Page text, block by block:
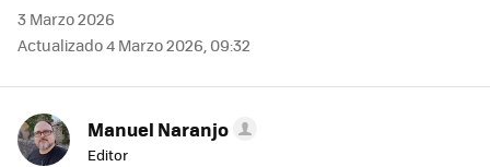
3 Marzo 2026
Actualizado 4 Marzo 2026, 09:32
Manuel Naranjo
Editor